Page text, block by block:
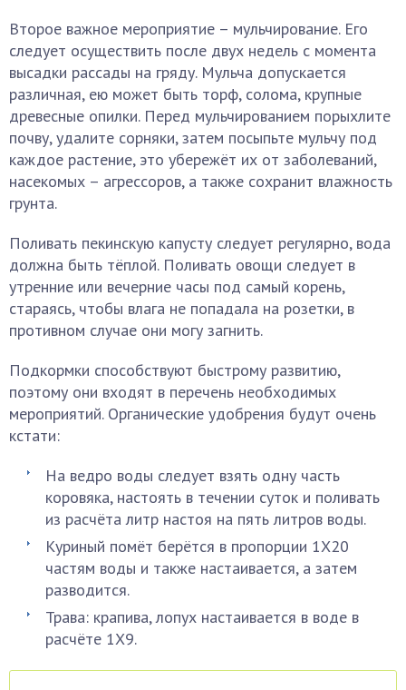
Второе важное мероприятие – мульчирование. Его
следует осуществить после двух недель с момента
высадки рассады на гряду. Мульча допускается
различная, ею может быть торф, солома, крупные
древесные опилки. Перед мульчированием порыхлите
почву, удалите сорняки, затем посыпьте мульчу под
каждое растение, это убережёт их от заболеваний,
насекомых – агрессоров, а также сохранит влажность
грунта.
Поливать пекинскую капусту следует регулярно, вода
должна быть тёплой. Поливать овощи следует в
утренние или вечерние часы под самый корень,
стараясь, чтобы влага не попадала на розетки, в
противном случае они могу загнить.
Подкормки способствуют быстрому развитию,
поэтому они входят в перечень необходимых
мероприятий. Органические удобрения будут очень
кстати:
На ведро воды следует взять одну часть
коровяка, настоять в течении суток и поливать
из расчёта литр настоя на пять литров воды.
Куриный помёт берётся в пропорции 1Х20
частям воды и также настаивается, а затем
разводится.
Трава: крапива, лопух настаивается в воде в
расчёте 1Х9.